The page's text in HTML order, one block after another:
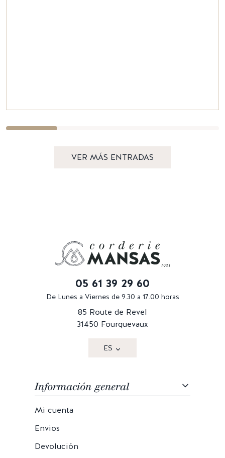
VER MÁS ENTRADAS
05 61 39 29 60
De Lunes a Viernes de 9.30 a 17.00 horas
85 Route de Revel
31450 Fourquevaux
ES
Información general
Mi cuenta
Envios
Devolución